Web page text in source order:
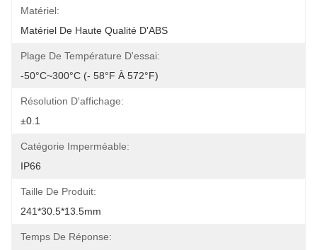
Matériel:
Matériel De Haute Qualité D'ABS
Plage De Température D'essai:
-50°C~300°C (- 58°F À 572°F)
Résolution D'affichage:
±0.1
Catégorie Imperméable:
IP66
Taille De Produit:
241*30.5*13.5mm
Temps De Réponse: